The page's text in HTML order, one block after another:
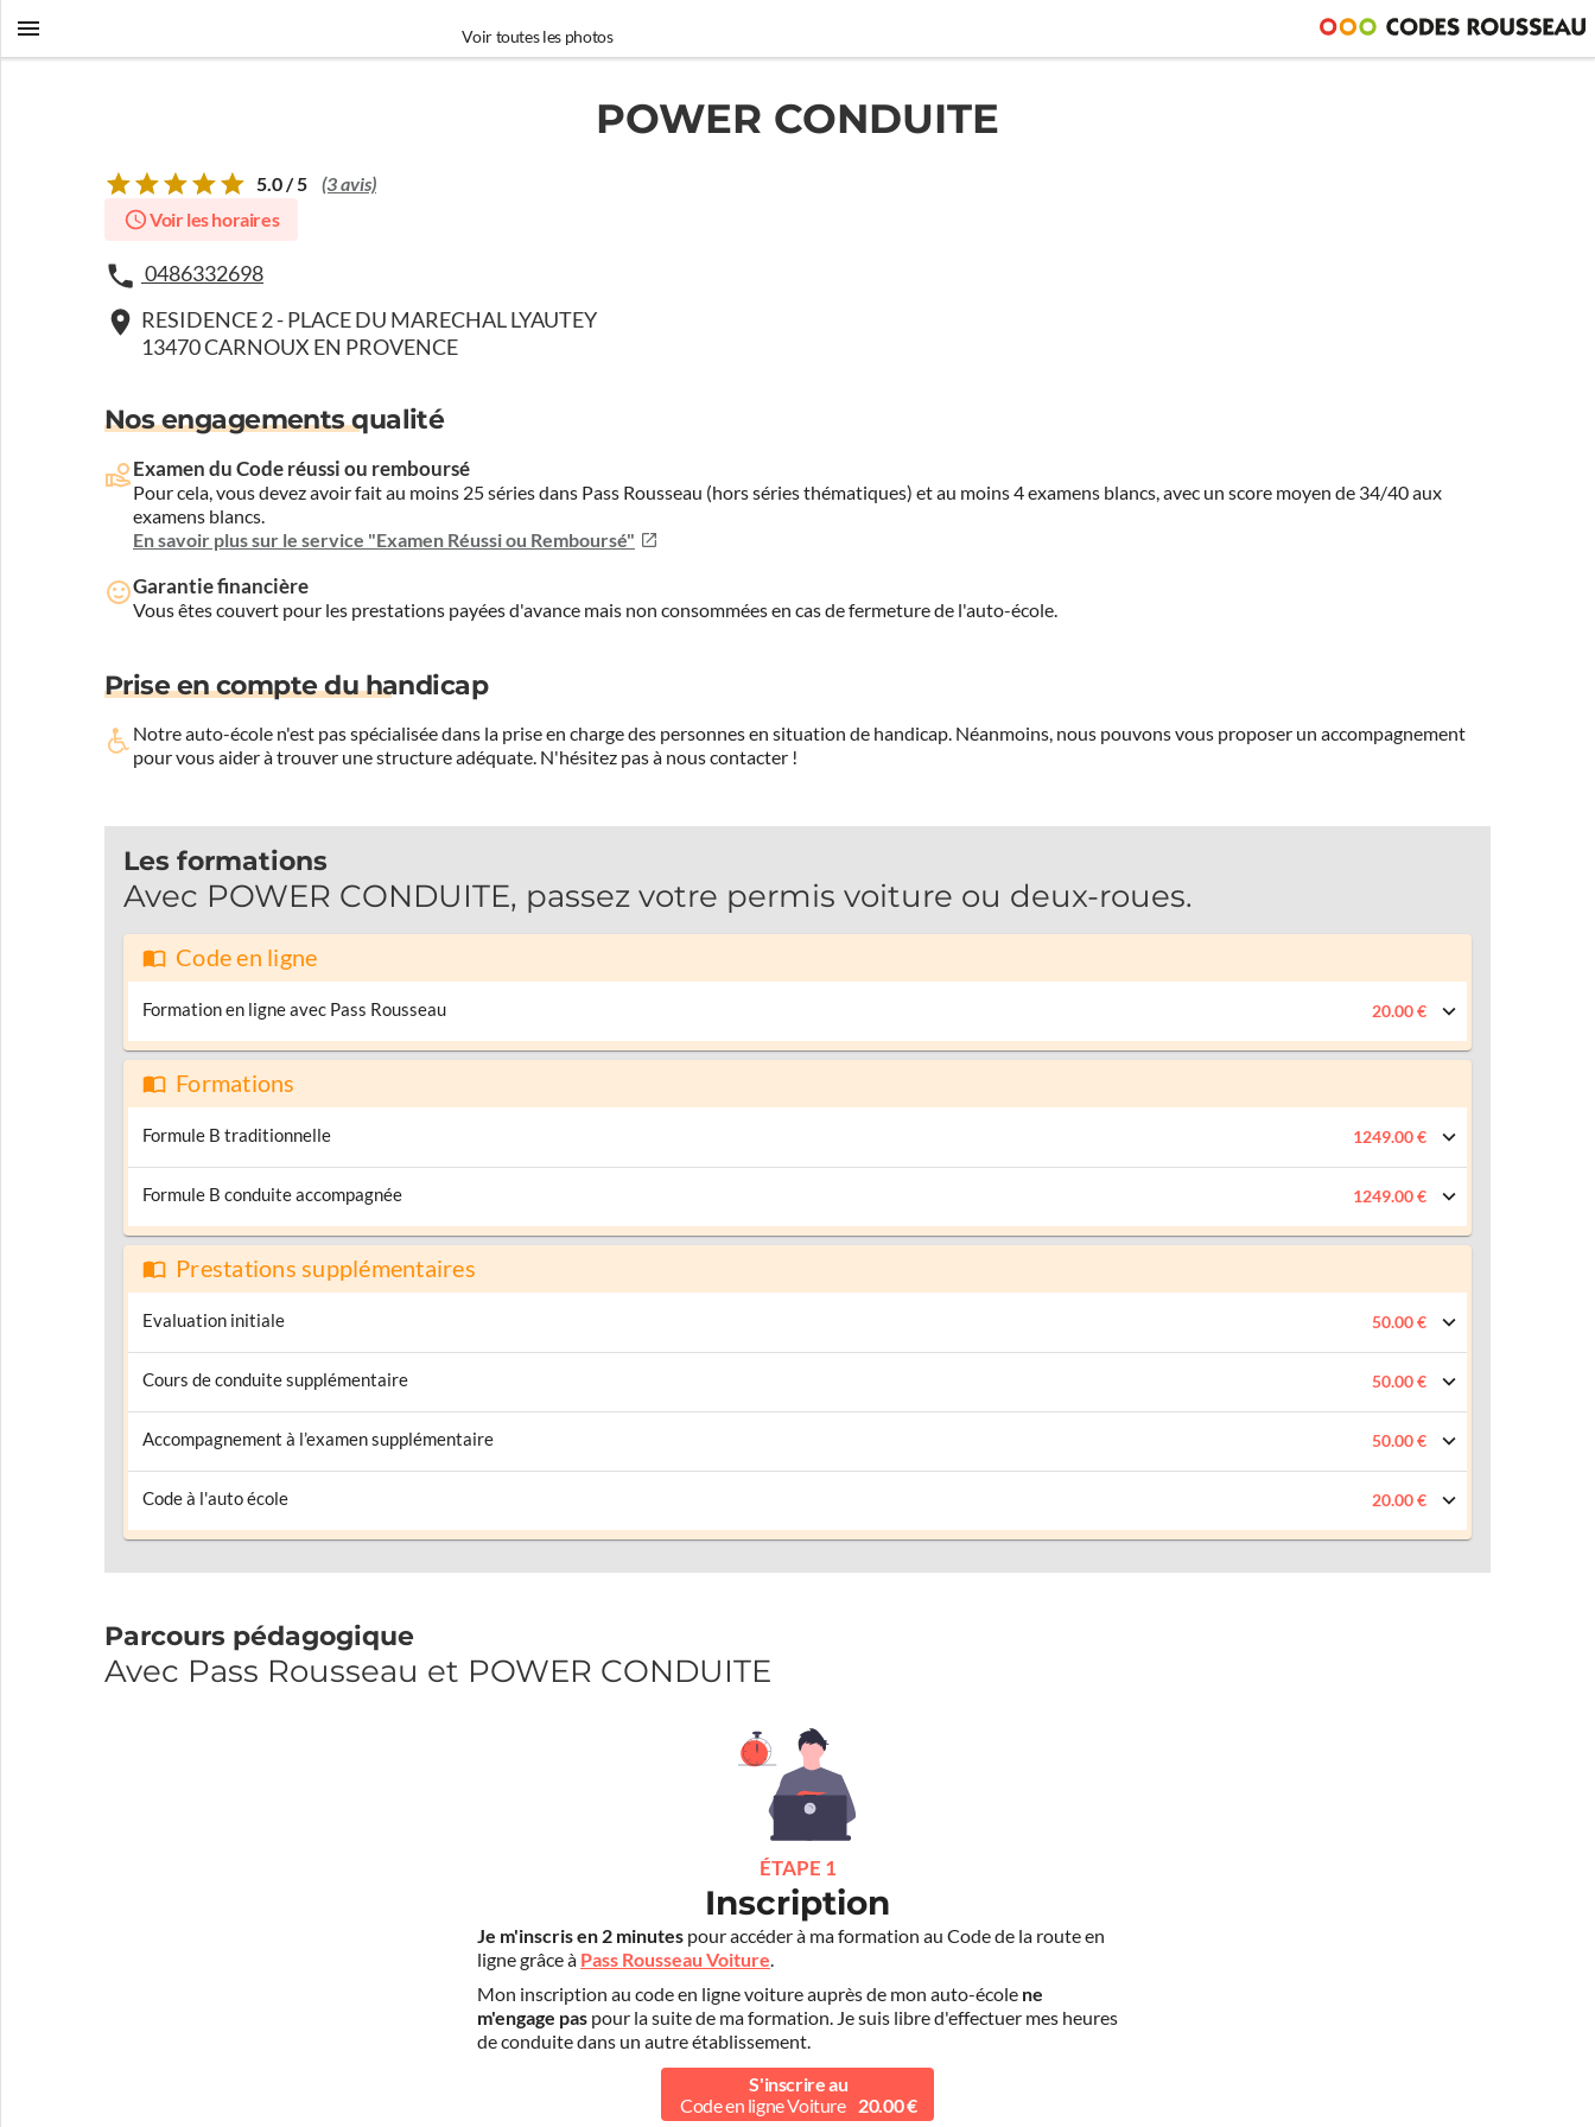
Voir toutes les photos
POWER CONDUITE
5.0 / 5 (3 avis)
Voir les horaires
0486332698
RESIDENCE 2 - PLACE DU MARECHAL LYAUTEY
13470 CARNOUX EN PROVENCE
Nos engagements qualité
Examen du Code réussi ou remboursé
Pour cela, vous devez avoir fait au moins 25 séries dans Pass Rousseau (hors séries thématiques) et au moins 4 examens blancs, avec un score moyen de 34/40 aux
examens blancs.
En savoir plus sur le service "Examen Réussi ou Remboursé"
Garantie financière
Vous êtes couvert pour les prestations payées d'avance mais non consommées en cas de fermeture de l'auto-école.
Prise en compte du handicap
Notre auto-école n'est pas spécialisée dans la prise en charge des personnes en situation de handicap. Néanmoins, nous pouvons vous proposer un accompagnement
pour vous aider à trouver une structure adéquate. N'hésitez pas à nous contacter !
Les formations
Avec POWER CONDUITE, passez votre permis voiture ou deux-roues.
Code en ligne
Formation en ligne avec Pass Rousseau 20.00 €
Formations
Formule B traditionnelle 1249.00 €
Formule B conduite accompagnée 1249.00 €
Prestations supplémentaires
Evaluation initiale 50.00 €
Cours de conduite supplémentaire 50.00 €
Accompagnement à l’examen supplémentaire 50.00 €
Code à l'auto école 20.00 €
Parcours pédagogique
Avec Pass Rousseau et POWER CONDUITE
ÉTAPE 1
Inscription
Je m'inscris en 2 minutes pour accéder à ma formation au Code de la route en
ligne grâce à Pass Rousseau Voiture.
Mon inscription au code en ligne voiture auprès de mon auto-école ne
m'engage pas pour la suite de ma formation. Je suis libre d'effectuer mes heures
de conduite dans un autre établissement.
S'inscrire au
Code en ligne Voiture
20.00 €